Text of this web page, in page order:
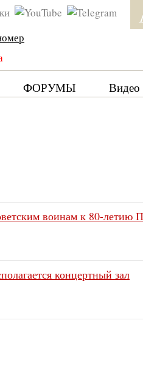
ФОРУМЫ Видео
воинам к 80-летию
концертный зал